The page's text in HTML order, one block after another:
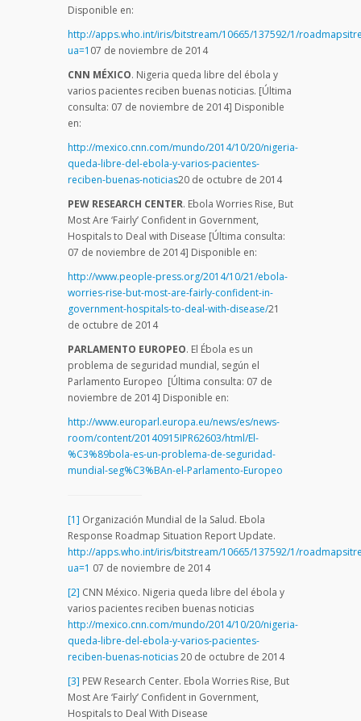
Disponible en:
http://apps.who.int/iris/bitstream/10665/137592/1/
ua=1 07 de noviembre de 2014
CNN MÉXICO. Nigeria queda libre del ébola y
varios pacientes reciben buenas noticias. [Última
consulta: 07 de noviembre de 2014] Disponible
en:
http://mexico.cnn.com/mundo/2014/10/20/nigeria-
queda-libre-del-ebola-y-varios-pacientes-
reciben-buenas-noticias20 de octubre de 2014
PEW RESEARCH CENTER. Ebola Worries Rise, But
Most Are ‘Fairly’ Confident in Government,
Hospitals to Deal with Disease [Última consulta:
07 de noviembre de 2014] Disponible en:
http://www.people-press.org/2014/10/21/ebola-
worries-rise-but-most-are-fairly-confident-in-
government-hospitals-to-deal-with-disease/21
de octubre de 2014
PARLAMENTO EUROPEO. El Ébola es un
problema de seguridad mundial, según el
Parlamento Europeo [Última consulta: 07 de
noviembre de 2014] Disponible en:
http://www.europarl.europa.eu/news/es/news-
room/content/20140915IPR62603/html/El-
%C3%89bola-es-un-problema-de-seguridad-
mundial-seg%C3%BAn-el-Parlamento-Europeo
[1] Organización Mundial de la Salud. Ebola
Response Roadmap Situation Report Update.
http://apps.who.int/iris/bitstream/10665/137592/1/
ua=1 07 de noviembre de 2014
[2] CNN México. Nigeria queda libre del ébola y
varios pacientes reciben buenas noticias
http://mexico.cnn.com/mundo/2014/10/20/nigeria-
queda-libre-del-ebola-y-varios-pacientes-
reciben-buenas-noticias20 de octubre de 2014
[3] PEW Research Center. Ebola Worries Rise, But
Most Are ‘Fairly’ Confident in Government,
Hospitals to Deal With Disease